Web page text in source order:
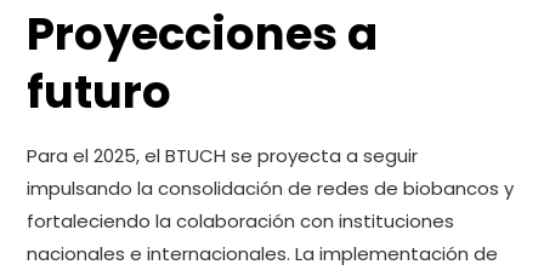
Proyecciones a
futuro
Para el 2025, el BTUCH se proyecta a seguir
impulsando la consolidación de redes de biobancos y
fortaleciendo la colaboración con instituciones
nacionales e internacionales. La implementación de